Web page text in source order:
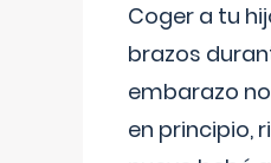
Coger a tu
brazos
embarazo
en principio,